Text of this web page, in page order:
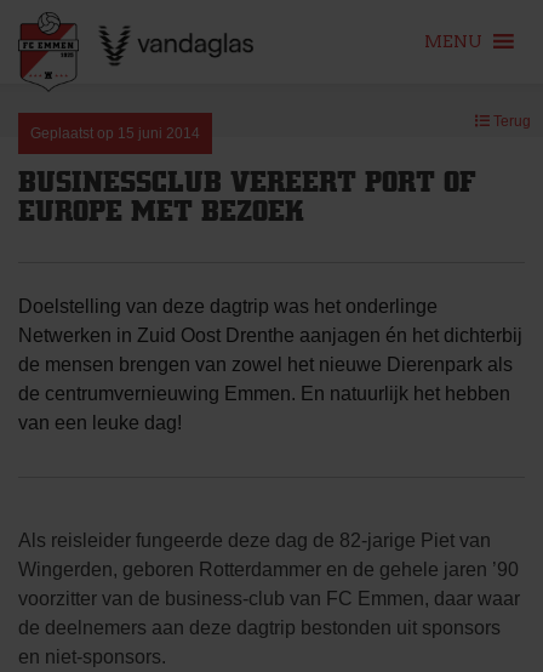
content
MENU
Geplaatst op 15 juni 2014
Terug
BUSINESSCLUB VEREERT PORT OF
EUROPE MET BEZOEK
Doelstelling van deze dagtrip was het onderlinge
Netwerken in Zuid Oost Drenthe aanjagen én het dichterbij
de mensen brengen van zowel het nieuwe Dierenpark als
de centrumvernieuwing Emmen. En natuurlijk het hebben
van een leuke dag!
Als reisleider fungeerde deze dag de 82-jarige Piet van
Wingerden, geboren Rotterdammer en de gehele jaren ’90
voorzitter van de business-club van FC Emmen, daar waar
de deelnemers aan deze dagtrip bestonden uit sponsors
en niet-sponsors.